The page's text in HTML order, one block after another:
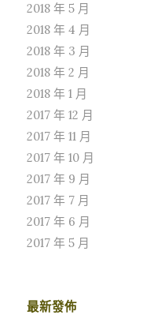
2018 年 5 月
2018 年 4 月
2018 年 3 月
2018 年 2 月
2018 年 1 月
2017 年 12 月
2017 年 11 月
2017 年 10 月
2017 年 9 月
2017 年 7 月
2017 年 6 月
2017 年 5 月
最新發佈